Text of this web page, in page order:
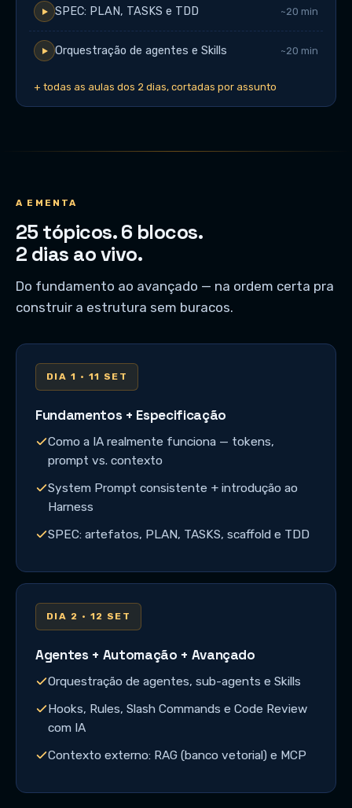
SPEC: PLAN, TASKS e TDD ~20 min
Orquestração de agentes e Skills ~20 min
+ todas as aulas dos 2 dias, cortadas por assunto
A EMENTA
25 tópicos. 6 blocos.
2 dias ao vivo.
Do fundamento ao avançado — na ordem certa pra
construir a estrutura sem buracos.
DIA 1 · 11 SET
Fundamentos + Especificação
Como a IA realmente funciona — tokens,
prompt vs. contexto
System Prompt consistente + introdução ao
Harness
SPEC: artefatos, PLAN, TASKS, scaffold e TDD
DIA 2 · 12 SET
Agentes + Automação + Avançado
Orquestração de agentes, sub-agents e Skills
Hooks, Rules, Slash Commands e Code Review
com IA
Contexto externo: RAG (banco vetorial) e MCP